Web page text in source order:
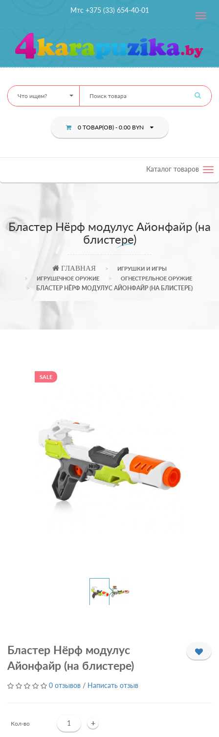
Мтс +375 (33) 654-40-01
Toggle
Что ищем?
0 ТОВАР(ОВ) - 0.00 BYN
Каталог товаров
Бластер Нёрф модулус Айонфайр (на
блистере)
ГЛАВНАЯ
ИГРУШКИ И ИГРЫ
ИГРУШЕЧНОЕ ОРУЖИЕ
ОГНЕСТРЕЛЬНОЕ ОРУЖИЕ
БЛАСТЕР НЁРФ МОДУЛУС АЙОНФАЙР (НА БЛИСТЕРЕ)
SALE
Бластер Нёрф модулус
Айонфайр (на блистере)
0 отзывов / Написать отзыв
Кол-во +